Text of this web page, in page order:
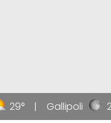
29° Gallipoli